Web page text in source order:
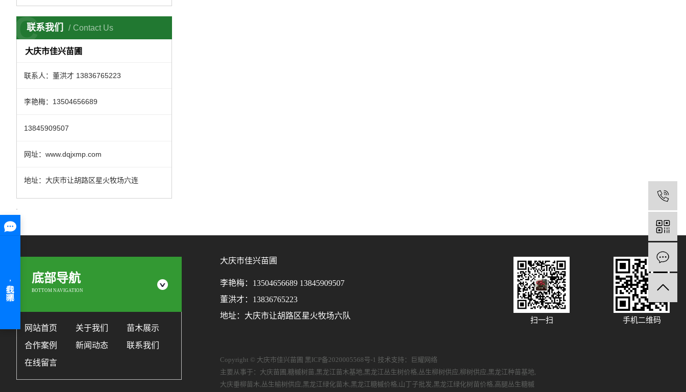
联系我们 Contact Us
C
大庆市佳兴苗圃
联系人：董洪才 13836765223
李艳梅：13504656689
13845909507
网址：www.dqjxmp.com
地址：大庆市让胡路区星火牧场六连
底部导航
BOTTOM NAVIGATION
网站首页 关于我们
苗木展示
合作案例
新闻动态
联系我们
在线留言
大庆市佳兴苗圃
李艳梅：13504656689 13845909507
董洪才：13836765223
地址：大庆市让胡路区星火牧场六队
Copyright © 大庆市佳兴苗圃 黑ICP备2020005568号-1 技术支持：
巨耀网络
主要从事于： 大庆苗圃 ,糖槭树苗,黑龙江苗木基地,黑龙江丛生树价格,丛生柳树供应,柳树供应,黑龙江种苗基地,
大庆垂柳苗木,丛生榆树供应,黑龙江绿化苗木,黑龙江糖槭价格,山丁子批发,黑龙江绿化树苗价格,高腿丛生糖槭
扫一扫 手机二维码